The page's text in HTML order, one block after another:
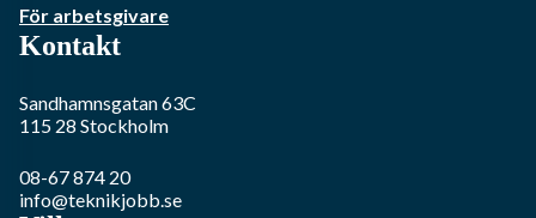
För arbetsgivare
Kontakt
Sandhamnsgatan 63C
115 28 Stockholm
08-67 874 20
info@teknikjobb.se